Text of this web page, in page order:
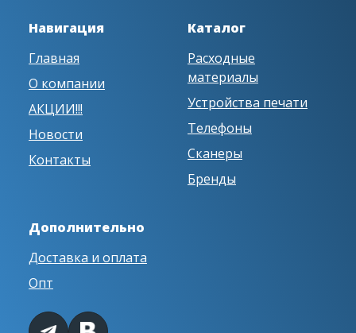
Навигация
Главная
О компании
АКЦИИ!!!
Новости
Контакты
Каталог
Расходные
материалы
Устройства печати
Телефоны
Сканеры
Бренды
Дополнительно
Доставка и оплата
Опт